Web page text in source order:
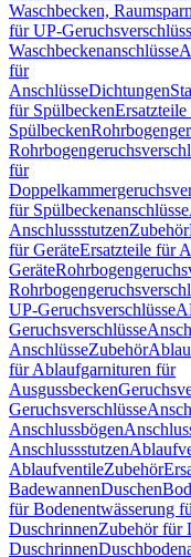
Waschbecken,
für UP-
Waschbeckenanschlüsse
für
AnschlüsseDichtungen
für Spülbecken
Spülbecken
für
für Spülbeckenanschlüsse
AnschlussstutzenZubehör
für GeräteErsatzteile für
Geräte
UP-Geruchsverschlüsse
Geruchsverschlüsse
AnschlüsseZubehör
für Ablaufgarnituren für
Ausgussbecken
Geruchsverschlüsse
Anschlussbögen
Anschlussstutzen
AblaufventileZubehör
BadewannenDuschen
für Bodenentwässerung
DuschrinnenZubehör für
Duschrinnen